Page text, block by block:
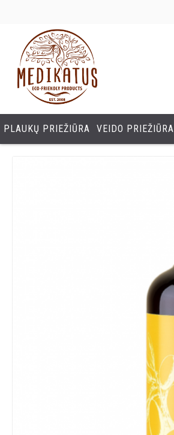
PLAUKŲ PRIEŽIŪRA VEIDO PRIEŽIŪRA